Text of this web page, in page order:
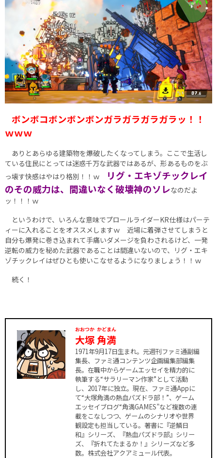
ボンボコボンボンボンガラガラガラガラッ！！
ｗｗｗ
ありとあらゆる建築物を爆破したくなってしまう。ここで生活し
ている住民にとっては迷惑千万な武器ではあるが、形あるものをぶ
っ壊す快感はやはり格別！！ｗ
リグ・エキゾチックレイ
のその威力は、間違いなく破壊神のソレなのだよ
ッ！！！ｗ
というわけで、いろんな意味でプロールライダーKR仕様はパーテ
ィーに入れることをオススメしますｗ 近場に着弾させてしまうと
自分も爆発に巻き込まれて手痛いダメージを負わされるけど、一発
逆転の威力を秘めた武器であることは間違いないので、リグ・エキ
ゾチックレイはぜひとも使いこなせるようになりましょう！！ｗ
続く！
大塚
おおつか
角満
かどまん
1971年9月17日生まれ。元週刊ファミ通副編
集長、ファミ通コンテンツ企画編集部編集
長。在職中からゲームエッセイを精力的に
執筆する“サラリーマン作家”として活動
し、2017年に独立。現在、ファミ通Appに
て“大塚角満の熱血パズドラ部！”、ゲーム
エッセイブログ“角満GAMES”など複数の連
載をこなしつつ、ゲームのシナリオや世界
観設定も担当している。著書に『逆鱗日
和』シリーズ、『熱血パズドラ部』シリー
ズ、『折れてたまるか！』シリーズなど多
数。株式会社アクアミュール代表。